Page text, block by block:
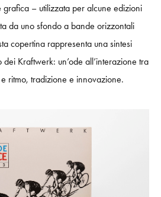
grafica – utilizzata per alcune edizioni
da uno sfondo a bande orizzontali
copertina rappresenta una sintesi
Kraftwerk: un’ode all’interazione tra
ritmo, tradizione e innovazione.